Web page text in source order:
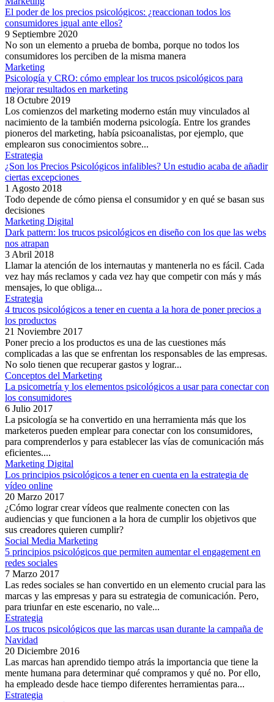
El poder de los precios psicológicos: ¿reaccionan todos los
consumidores igual ante ellos?
9 Septiembre 2020
No son un elemento a prueba de bomba, porque no todos los
consumidores los perciben de la misma manera
Marketing
Psicología y CRO: cómo emplear los trucos psicológicos para
mejorar resultados en marketing
18 Octubre 2019
Los comienzos del marketing moderno están muy vinculados al
nacimiento de la también moderna psicología. Entre los grandes
pioneros del marketing, había psicoanalistas, por ejemplo, que
emplearon sus conocimientos sobre...
Estrategia
¿Son los Precios Psicológicos infalibles? Un estudio acaba de añadir
ciertas excepciones
1 Agosto 2018
Todo depende de cómo piensa el consumidor y en qué se basan sus
decisiones
Marketing Digital
Dark pattern: los trucos psicológicos en diseño con los que las webs
nos atrapan
3 Abril 2018
Llamar la atención de los internautas y mantenerla no es fácil. Cada
vez hay más reclamos y cada vez hay que competir con más y más
mensajes, lo que obliga...
Estrategia
4 trucos psicológicos a tener en cuenta a la hora de poner precios a
los productos
21 Noviembre 2017
Poner precio a los productos es una de las cuestiones más
complicadas a las que se enfrentan los responsables de las empresas.
No solo tienen que recuperar gastos y lograr...
Conceptos del Marketing
La psicometría y los elementos psicológicos a usar para conectar con
los consumidores
6 Julio 2017
La psicología se ha convertido en una herramienta más que los
marketeros pueden emplear para conectar con los consumidores,
para comprenderlos y para establecer las vías de comunicación más
eficientes....
Marketing Digital
Los principios psicológicos a tener en cuenta en la estrategia de
vídeo online
20 Marzo 2017
¿Cómo lograr crear vídeos que realmente conecten con las
audiencias y que funcionen a la hora de cumplir los objetivos que
sus creadores quieren cumplir?
Social Media Marketing
5 principios psicológicos que permiten aumentar el engagement en
redes sociales
7 Marzo 2017
Las redes sociales se han convertido en un elemento crucial para las
marcas y las empresas y para su estrategia de comunicación. Pero,
para triunfar en este escenario, no vale...
Estrategia
Los trucos psicológicos que las marcas usan durante la campaña de
Navidad
20 Diciembre 2016
Las marcas han aprendido tiempo atrás la importancia que tiene la
mente humana para determinar qué compramos y qué no. Por ello,
ha empleado desde hace tiempo diferentes herramientas para...
Estrategia